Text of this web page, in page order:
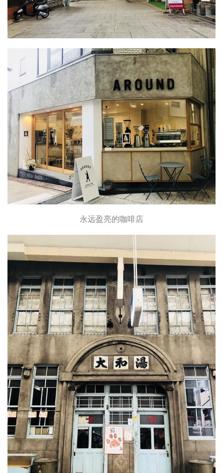
永远盈亮的咖啡店